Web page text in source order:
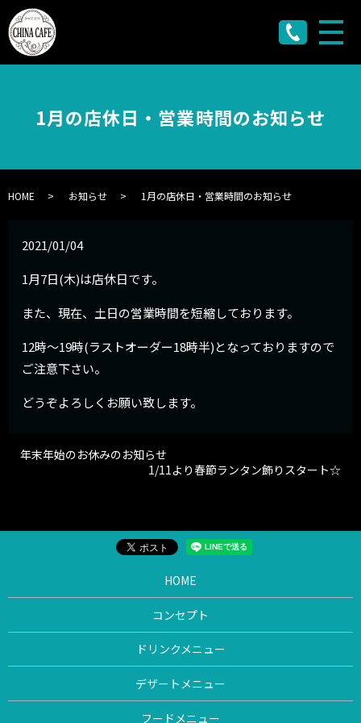
メ
1月の店休日・営業時間のお知らせ
HOME お知らせ 1月の店休日・営業時間のお知らせ
2021/01/04
1月7日(木)は店休日です。
また、現在、土日の営業時間を短縮しております。
12時～19時(ラストオーダー18時半)となっておりますので
ご注意下さい。
どうぞよろしくお願い致します。
年末年始のお休みのお知らせ
1/11より春節ランタン飾りスタート☆
HOME
コンセプト
ドリンクメニュー
デザートメニュー
フードメニュー